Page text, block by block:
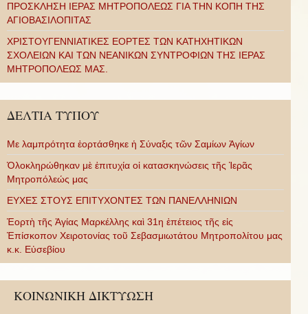
ΠΡΟΣΚΛΗΣΗ ΙΕΡΑΣ ΜΗΤΡΟΠΟΛΕΩΣ ΓΙΑ ΤΗΝ ΚΟΠΗ ΤΗΣ
ΑΓΙΟΒΑΣΙΛΟΠΙΤΑΣ
ΧΡΙΣΤΟΥΓΕΝΝΙΑΤΙΚΕΣ ΕΟΡΤΕΣ ΤΩΝ ΚΑΤΗΧΗΤΙΚΩΝ
ΣΧΟΛΕΙΩΝ ΚΑΙ ΤΩΝ ΝΕΑΝΙΚΩΝ ΣΥΝΤΡΟΦΙΩΝ ΤΗΣ ΙΕΡΑΣ
ΜΗΤΡΟΠΟΛΕΩΣ ΜΑΣ.
ΔΕΛΤΙΑ ΤΥΠΟΥ
Με λαμπρότητα ἑορτάσθηκε ἡ Σύναξις τῶν Σαμίων Ἁγίων
Ὁλοκληρώθηκαν μὲ ἐπιτυχία οἱ κατασκηνώσεις τῆς Ἱερᾶς
Μητροπόλεώς μας
ΕΥΧΕΣ ΣΤΟΥΣ ΕΠΙΤΥΧΟΝΤΕΣ ΤΩΝ ΠΑΝΕΛΛΗΝΙΩΝ
Ἑορτὴ τῆς Ἁγίας Μαρκέλλης καὶ 31η ἐπέτειος τῆς εἰς
Ἐπίσκοπον Χειροτονίας τοῦ Σεβασμιωτάτου Μητροπολίτου μας
κ.κ. Εὐσεβίου
ΚΟΙΝΩΝΙΚΗ ΔΙΚΤΥΩΣΗ